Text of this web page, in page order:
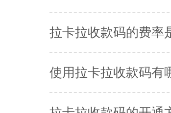
拉卡拉收款码的费率
使用拉卡拉收款码有